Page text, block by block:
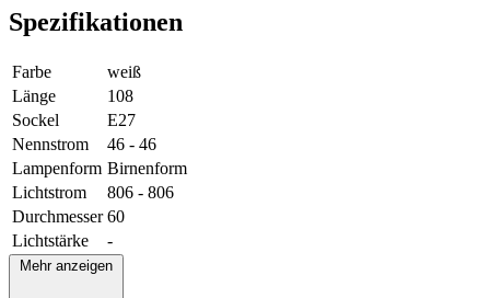
Spezifikationen
Farbe
weiß
Länge
108
Sockel
E27
Nennstrom
46 - 46
Lampenform Birnenform
Lichtstrom
806 - 806
Durchmesser 60
Lichtstärke
-
Mehr anzeigen